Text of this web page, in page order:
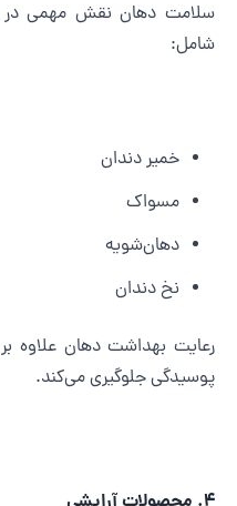
دهان نقش مهمی در
خمیر دندان
مسواک
دهان‌شویه
نخ دندان
بهداشت دهان علاوه بر
جلوگیری می‌کند.